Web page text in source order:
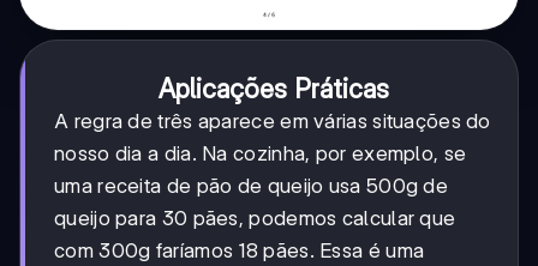
Aplicações Práticas
A regra de três aparece em várias situações do
nosso dia a dia. Na cozinha, por exemplo, se
uma receita de pão de queijo usa 500g de
queijo para 30 pães, podemos calcular que
com 300g faríamos 18 pães. Essa é uma